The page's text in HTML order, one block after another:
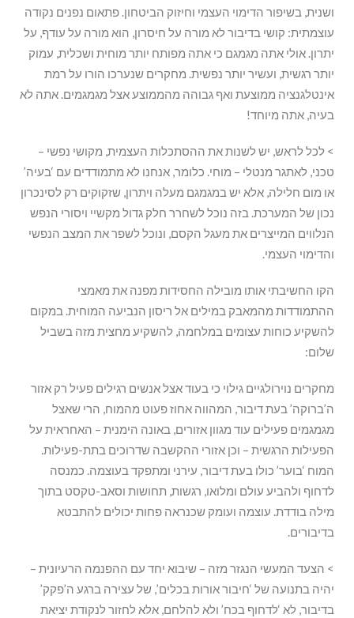
ושנית, בשיפור הדימוי העצמי וחיזוק הביטחון. פתאום נפנים נקודה
עוצמתית: קושי בדיבור לא מורה על חיסרון, הוא מורה על עודף, על
יתרון. אולי אתה מגמגם כי אתה מפותח יותר מוחית ושכלית, עמוק
יותר רגשית, ועשיר יותר נפשית. מחקרים שנערכו הורו על רמת
אינטלגנציה ממוצעת ואף גבוהה מהממוצע אצל מגמגמים. אתה לא
בעיה, אתה מיוחד!
> לכל לראש, יש לשנות את ההסתכלות העצמית, מקושי נפשי –
טכני, לאתגר מנטלי – מוחי. כלומר, אנחנו לא מתמודדים עם ‘בעיה’
או מום חלילה, אלא יש במגמגם מעלה ויתרון, שזקוקים רק לסינכרון
נכון של המערכת. בזה נוכל לשחרר חלק גדול מקשיי ויסורי הנפש
הנלווים המייצרים את מעגל הקסם, ונוכל לשפר את המצב הנפשי
והדימוי העצמי.
הקו החשיבתי אותו מובילה החסידות מפנה את מאמצי
ההתמודדות מהמאבק במילים אל ריסון הנביעה המוחית. במקום
להשקיע כוחות עצומים במלחמה, להשקיע מחצית מזה בשביל
שלום:
מחקרים נוירולגיים גילוי כי בעוד אצל אנשים רגילים פעיל רק אזור
ה’ברוקה’ בעת דיבור, המהווה אחוז פעוט מהמוח, הרי שאצל
מגמגמים פעילים עוד מגוון אזורים, באונה הימנית – האחראית על
הפעילות הרגשית – וכן אזורי ההקשבה שדרוכים בתת-פעילות.
המוח ‘בוער’ כולו בעת דיבור, עירני ומתפקד בעוצמה. כמנסה
לדחוף ולהביע עולם ומלואו, רגשות, תחושות וסאב-טקסט בתוך
מילה בודדת. עוצמה ועומק שכנראה פחות יכולים להתבטא
בדיבורים.
> הצעד המעשי הנגזר מזה – שיבוא יחד עם ההפנמה הרעיונית –
יהיה בתנועה של ‘חיבור אורות בכלים’, של עצירה ברגע ה’פקק’
בדיבור, לא ‘לדחוף בכח’ ולא להלחם, אלא לחזור לנקודת יציאת